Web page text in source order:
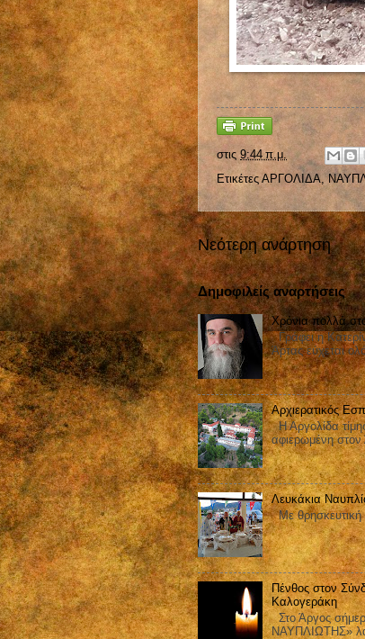
στις9:44 π.μ.
ΕτικέτεςΑΡΓΟΛΙΔΑ ,
Νεότερη ανάρτηση
Δημοφιλείς αναρτήσεις
Χρόνια πολλά
Γράφει η
Άρτας εύχεται
Αρχιερατικός
Η Αργολίδα
αφιερωμένη στον
Λευκάκια
Με θρησκευτική
Πένθος στον
Καλογεράκη
Στο Άργος
ΝΑΥΠΛΙΩΤΗΣ»